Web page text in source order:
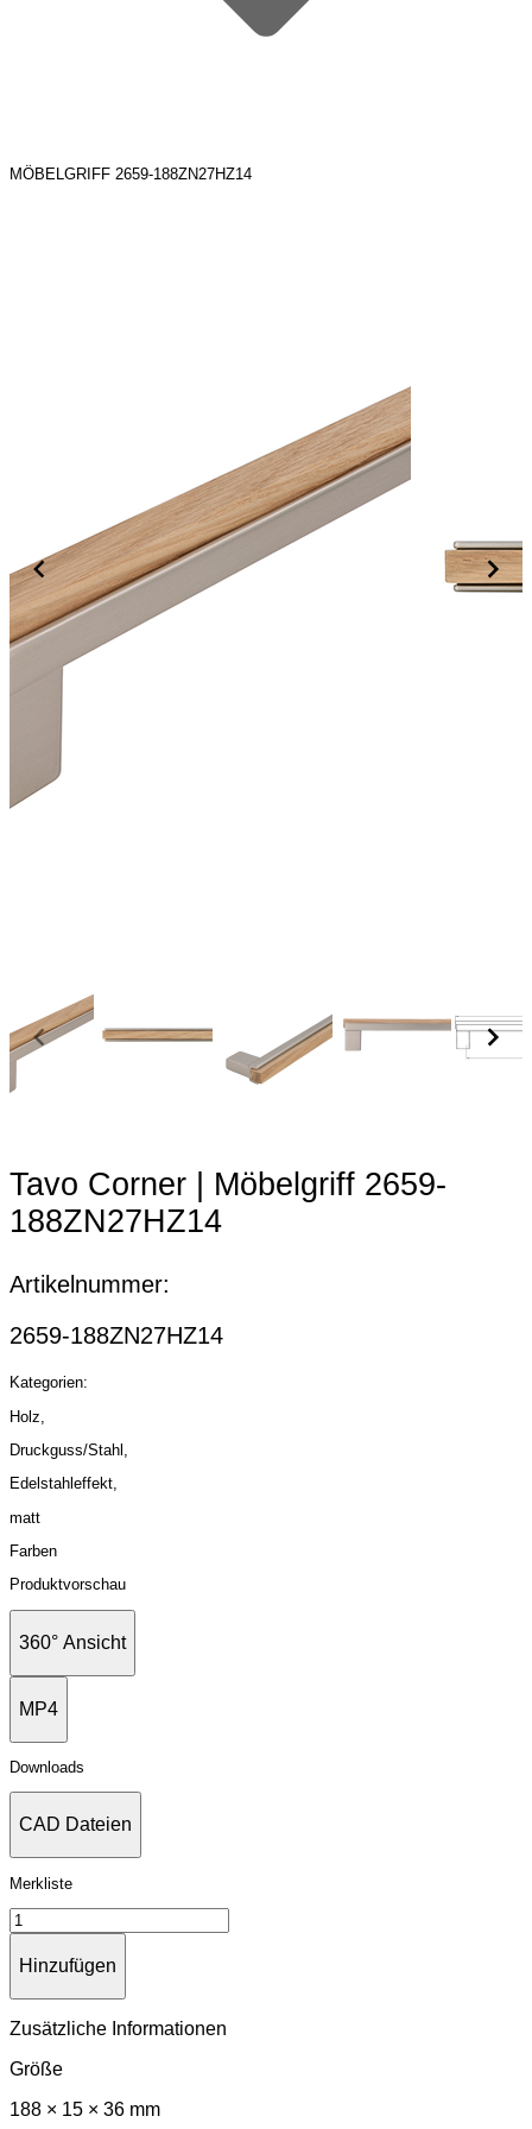
MÖBELGRIFF 2659-188ZN27HZ14
7
Tavo Corner | Möbelgriff 2659-
188ZN27HZ14
Artikelnummer:
2659-188ZN27HZ14
Kategorien:
Holz,
Druckguss/Stahl,
Edelstahleffekt,
matt
Farben
Produktvorschau
360° Ansicht
MP4
Downloads
CAD Dateien
Merkliste
Hinzufügen
Zusätzliche Informationen
Größe
188 × 15 × 36 mm